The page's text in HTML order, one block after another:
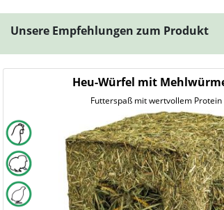
Unsere Empfehlungen zum Produkt
Heu-Würfel mit
Futterspaß mit wertvollem Protein